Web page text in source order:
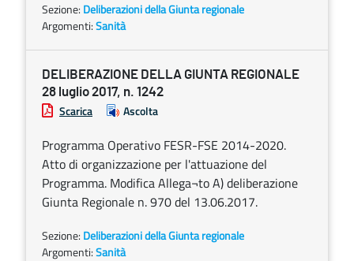
Sezione: Deliberazioni della Giunta regionale
Argomenti:Sanità
DELIBERAZIONE DELLA GIUNTA REGIONALE
28 luglio 2017, n. 1242
Scarica Ascolta
Programma Operativo FESR-FSE 2014-2020.
Atto di organizzazione per l'attuazione del
Programma. Modifica Allega¬to A) deliberazione
Giunta Regionale n. 970 del 13.06.2017.
Sezione: Deliberazioni della Giunta regionale
Argomenti:Sanità